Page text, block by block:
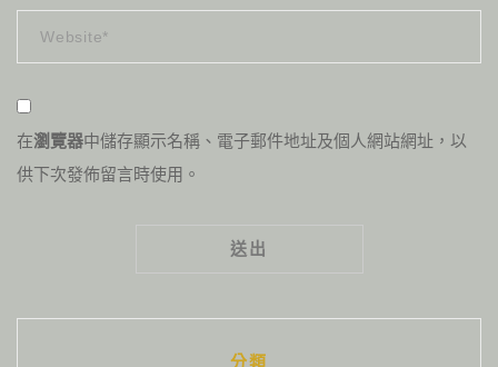
在瀏覽器中儲存顯示名稱、電子郵件地址及個人網站網址，以
供下次發佈留言時使用。
分類